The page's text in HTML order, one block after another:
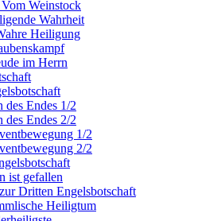
Weinstock
Wahrheit
Heiligung
im Herrn
des Endes 1/2
des Endes 2/2
1/2
2/2
ist gefallen
Dritten Engelsbotschaft
Heiligtum